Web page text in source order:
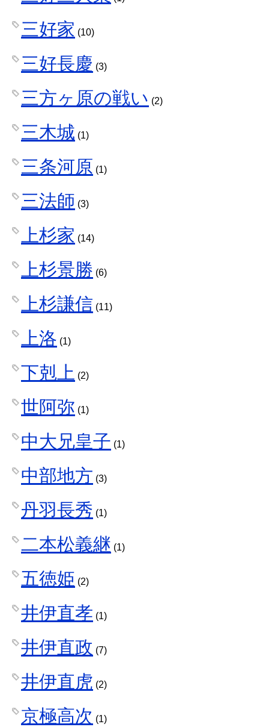
三好家 (10)
三好長慶 (3)
三方ヶ原の戦い (2)
三木城 (1)
三条河原 (1)
三法師 (3)
上杉家 (14)
上杉景勝 (6)
上杉謙信 (11)
上洛 (1)
下剋上 (2)
世阿弥 (1)
中大兄皇子 (1)
中部地方 (3)
丹羽長秀 (1)
二本松義継 (1)
五徳姫 (2)
井伊直孝 (1)
井伊直政 (7)
井伊直虎 (2)
京極高次 (1)